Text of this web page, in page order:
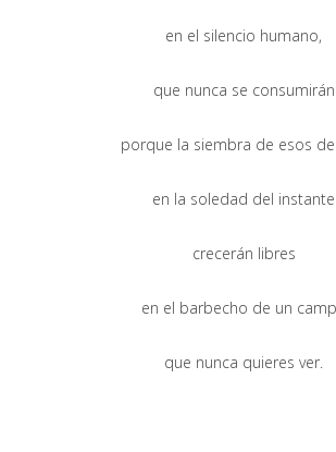
en el silencio humano,
que nunca se consumirán
porque la siembra de esos
en la soledad del instante
crecerán libres
en el barbecho de un
que nunca quieres ver.